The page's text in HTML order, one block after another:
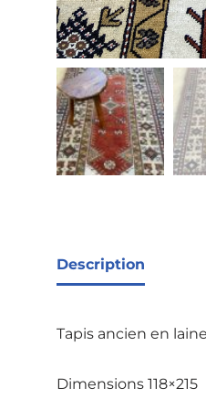
Description
Tapis ancien en
Dimensions 118×215